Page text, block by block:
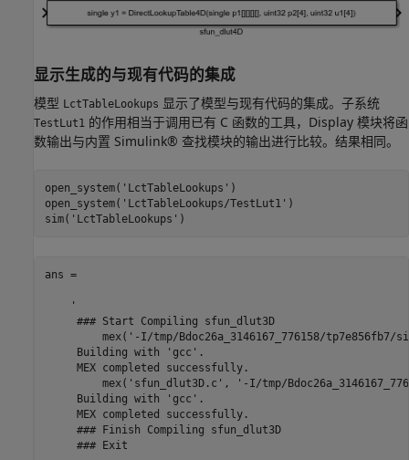
显示生成的与现有代码的集成
模型 LctTableLookups 显示了模型与现有代码的集成。子系统
TestLut1 的作用相当于调用已有 C 函数的工具，Display 模块将函
数输出与内置 Simulink® 查找模块的输出进行比较。结果相同。
open_system( 'LctTableLookups' )
open_system( 'LctTableLookups/TestLut1' )
sim( 'LctTableLookups'
ans =
    '
     ### Start Compiling sfun_dlut3D
mex('-I/tmp/Bdoc26a_3146167_776158/tp7e856fb7/
     Building with 'gcc'.
     MEX completed successfully.
mex('sfun_dlut3D.c', '-I/tmp/
     Building with 'gcc'.
     MEX completed successfully.
     ### Finish Compiling sfun_dlut3D
     ### Exit